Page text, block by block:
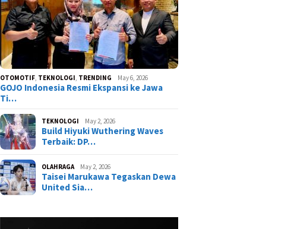
Siapa Karakter Paling OP?
OTOMOTIF TEKNOLOGI TRENDING May 6, 2026
GOJO Indonesia Resmi Ekspansi ke Jawa
Ti…
TEKNOLOGI May 2, 2026
Build Hiyuki Wuthering Waves
Terbaik: DP…
OLAHRAGA May 2, 2026
Taisei Marukawa Tegaskan Dewa
United Sia…